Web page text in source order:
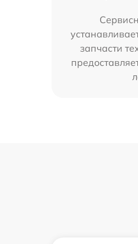
запчасти